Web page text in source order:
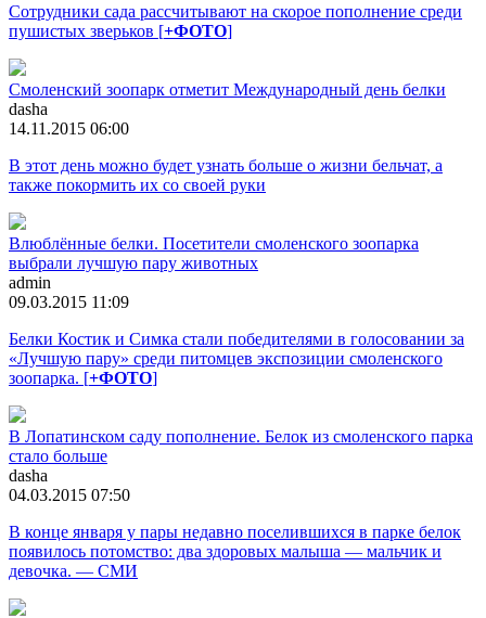
Сотрудники сада рассчитывают на скорое пополнение среди
пушистых зверьков [+ФОТО]
Смоленский зоопарк отметит Международный день белки
dasha
14.11.2015 06:00
В этот день можно будет узнать больше о жизни бельчат, а
также покормить их со своей руки
Влюблённые белки. Посетители смоленского зоопарка
выбрали лучшую пару животных
admin
09.03.2015 11:09
Белки Костик и Симка стали победителями в голосовании за
«Лучшую пару» среди питомцев экспозиции смоленского
зоопарка. [+ФОТО]
В Лопатинском саду пополнение. Белок из смоленского парка
стало больше
dasha
04.03.2015 07:50
В конце января у пары недавно поселившихся в парке белок
появилось потомство: два здоровых малыша — мальчик и
девочка. — СМИ